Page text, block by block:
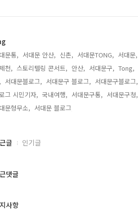
문통, 서대문 안산, 신촌, 서대문TONG, 서대문,
천, 스토리텔링 콘서트, 안산, 서대문구, Tong,
서대문블로그, 서대문구 블로그, 서대문구블로그,
그 시민기자, 국내여행, 서대문구통, 서대문구청,
문형무소, 서대문 블로그,
글 인기글
댓글
사항